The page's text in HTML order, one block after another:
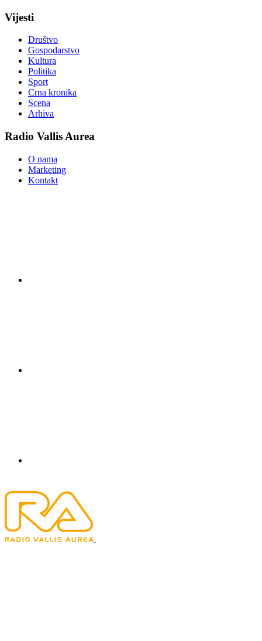
Vijesti
Društvo
Gospodarstvo
Kultura
Politika
Sport
Crna kronika
Scena
Arhiva
Radio Vallis Aurea
O nama
Marketing
Kontakt